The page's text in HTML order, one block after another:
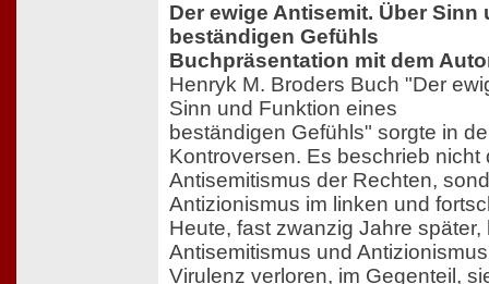
Der ewige Antisemit. Über
beständigen Gefühls
Buchpräsentation mit dem
Henryk M. Broders Buch "Der
Sinn und Funktion eines
beständigen Gefühls" sorgte in
Kontroversen. Es beschrieb
Antisemitismus der Rechten,
Antizionismus im linken und
Heute, fast zwanzig Jahre später,
Antisemitismus und
Virulenz verloren, im Gegenteil,